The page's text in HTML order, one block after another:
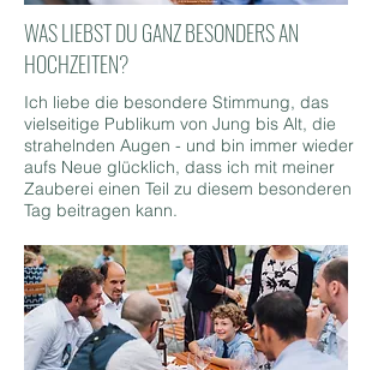
WAS LIEBST DU GANZ BESONDERS AN
HOCHZEITEN?
Ich liebe die besondere Stimmung, das
vielseitige Publikum von Jung bis Alt, die
strahelnden Augen - und bin immer wieder
aufs Neue glücklich, dass ich mit meiner
Zauberei einen Teil zu diesem besonderen
Tag beitragen kann.